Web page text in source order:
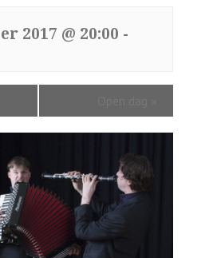
2017 @ 20:00 -